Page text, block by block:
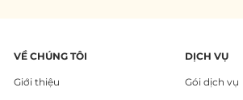
VỀ CHÚNG TÔI
Giới thiệu
DỊCH VỤ
Gói dịch vụ